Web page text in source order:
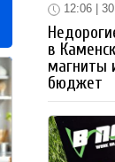
12:06 |
в
магниты
бюджет